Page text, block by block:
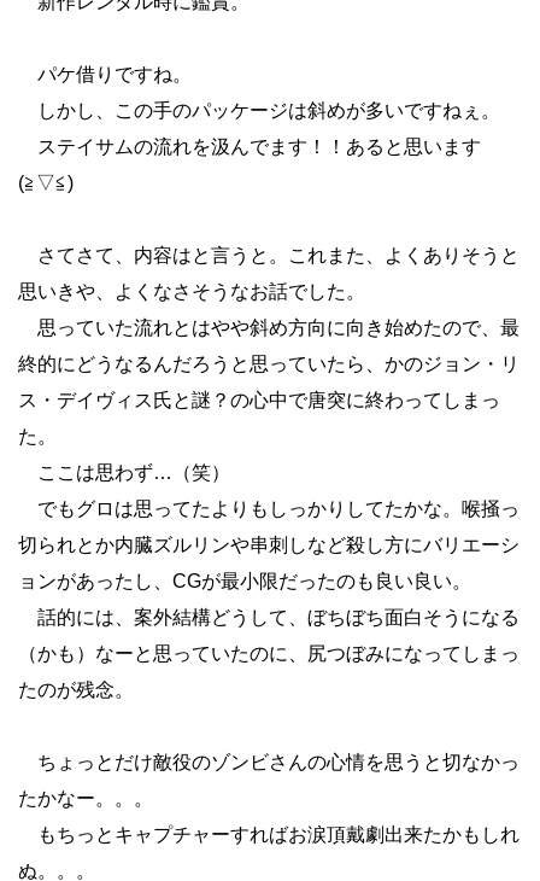
パケ借りですね。
しかし、この手のパッケージは斜めが多いですねぇ。
ステイサムの流れを汲んでます！！あると思います
(≧▽≦)
さてさて、内容はと言うと。これまた、よくありそうと
思いきや、よくなさそうなお話でした。
思っていた流れとはやや斜め方向に向き始めたので、最
終的にどうなるんだろうと思っていたら、かのジョン・リ
ス・デイヴィス氏と謎？の心中で唐突に終わってしまっ
た。
ここは思わず…（笑）
でもグロは思ってたよりもしっかりしてたかな。喉掻っ
切られとか内臓ズルリンや串刺しなど殺し方にバリエーシ
ョンがあったし、CGが最小限だったのも良い良い。
話的には、案外結構どうして、ぼちぼち面白そうになる
（かも）なーと思っていたのに、尻つぼみになってしまっ
たのが残念。
ちょっとだけ敵役のゾンビさんの心情を思うと切なかっ
たかなー。。。
もちっとキャプチャーすればお涙頂戴劇出来たかもしれ
ぬ。。。